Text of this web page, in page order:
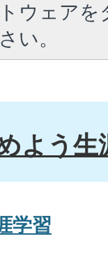
ウェア
い。
よう生
学習